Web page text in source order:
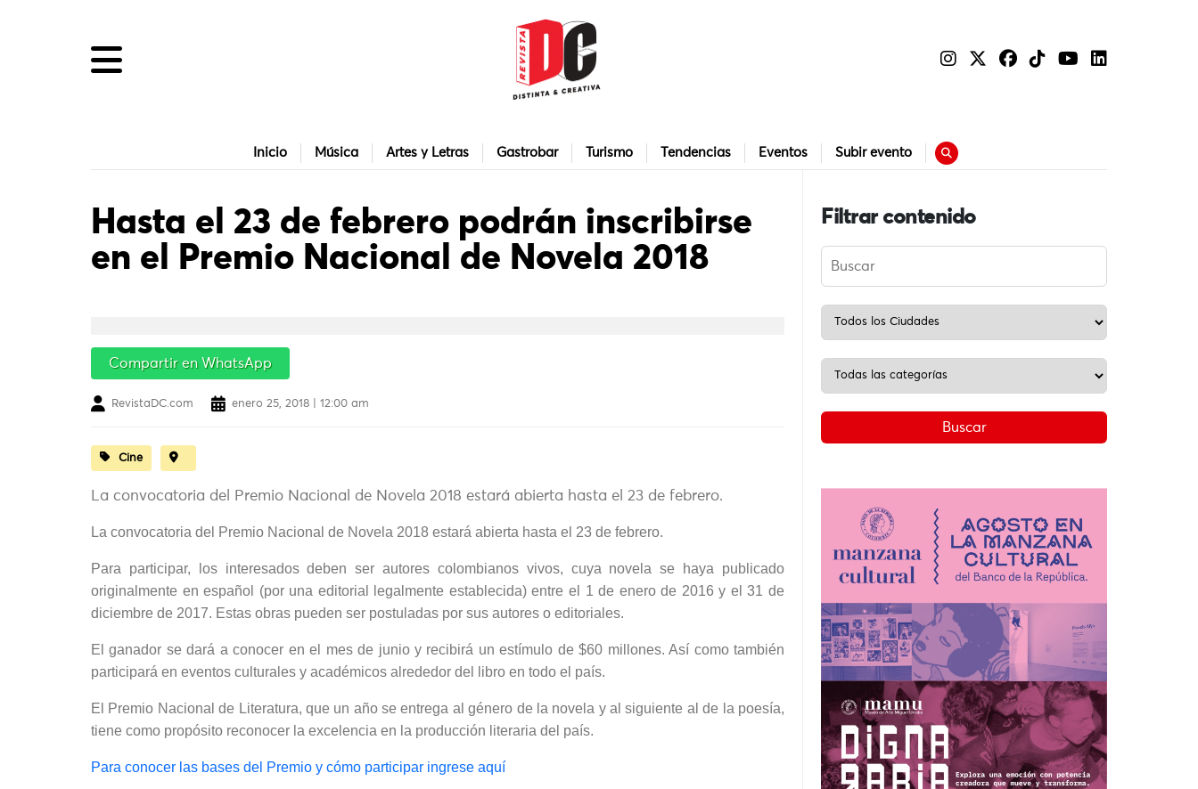
Inicio Música Artes y Letras Gastrobar Turismo Tendencias Eventos Subir evento
Hasta el 23 de febrero podrán inscribirse
en el Premio Nacional de Novela 2018
Compartir en WhatsApp
RevistaDC.com enero 25, 2018 | 12:00 am
Cine
La convocatoria del Premio Nacional de Novela 2018 estará abierta hasta el 23 de febrero.
La convocatoria del Premio Nacional de Novela 2018 estará abierta hasta el 23 de febrero.
Para participar, los interesados deben ser autores colombianos vivos, cuya novela se haya publicado
originalmente en español (por una editorial legalmente establecida) entre el 1 de enero de 2016 y el 31 de
diciembre de 2017. Estas obras pueden ser postuladas por sus autores o editoriales.
El ganador se dará a conocer en el mes de junio y recibirá un estímulo de $60 millones. Así como también
participará en eventos culturales y académicos alrededor del libro en todo el país.
El Premio Nacional de Literatura, que un año se entrega al género de la novela y al siguiente al de la poesía,
tiene como propósito reconocer la excelencia en la producción literaria del país.
Para conocer las bases del Premio y cómo participar ingrese aquí
Filtrar contenido